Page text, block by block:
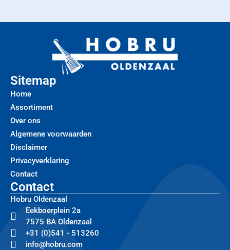
Sitemap
Home
Assortiment
Over ons
Algemene voorwaarden
Disclaimer
Privacyverklaring
Contact
Contact
Hobru Oldenzaal
Eekboerplein 2a
7575 BA Oldenzaal
+31 (0)541 - 513260
info@hobru.com